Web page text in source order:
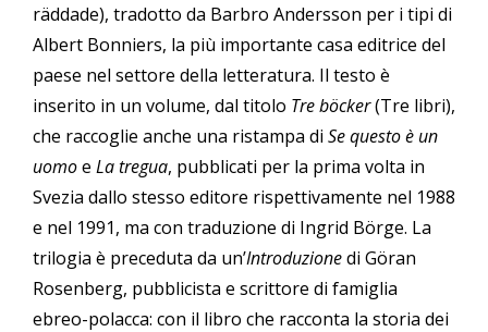
räddade), tradotto da Barbro Andersson per i tipi di
Albert Bonniers, la più importante casa editrice del
paese nel settore della letteratura. Il testo è
inserito in un volume, dal titolo Tre böcker(Tre libri),
che raccoglie anche una ristampa di Se questo è un
uomoe La tregua, pubblicati per la prima volta in
Svezia dallo stesso editore rispettivamente nel 1988
e nel 1991, ma con traduzione di Ingrid Börge. La
trilogia è preceduta da un’Introduzionedi Göran
Rosenberg, pubblicista e scrittore di famiglia
ebreo-polacca: con il libro che racconta la storia dei